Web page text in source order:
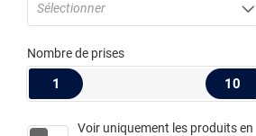
Sélectionner
Nombre de prises
1 10
Voir uniquement les produits en